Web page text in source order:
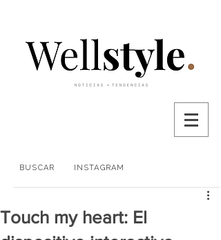
BUSCAR INSTAGRAM
Touch my heart: El